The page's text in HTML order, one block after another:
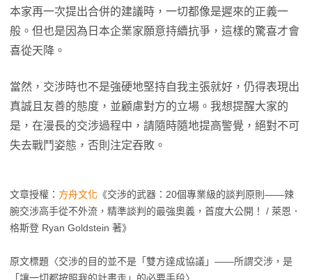
本家再一次提出合併的建議時，一切都像是遲來的正義一
般。但也是因為日本企業家願意持續抗爭，這樣的驚喜才會
喜從天降。
當然，交涉時也不是強硬地堅持自我主張就好，仍得表現出
真誠且友善的態度，並顧慮對方的立場。我想提醒大家的
是，在漫長的交涉過程中，請隨時隨地提高警覺，絕對不可
失去戰鬥姿態，否則注定吞敗。
文章授權： 方舟文化 《交涉的武器：20個專業級的談判原則——辣
腕交涉高手從不外流，精準談判的最強奧義，首度大公開！ / 萊恩．
格斯登 Ryan Goldstein 著》
原文標題〈交涉的目的並不是「雙方達成協議」——所謂交涉，是